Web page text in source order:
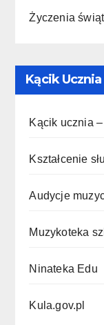
Życzenia
Kącik Ucznia
Kącik ucznia
Kształcenie
Audycje
Muzykoteka
Ninateka Edu
Kula.gov.pl